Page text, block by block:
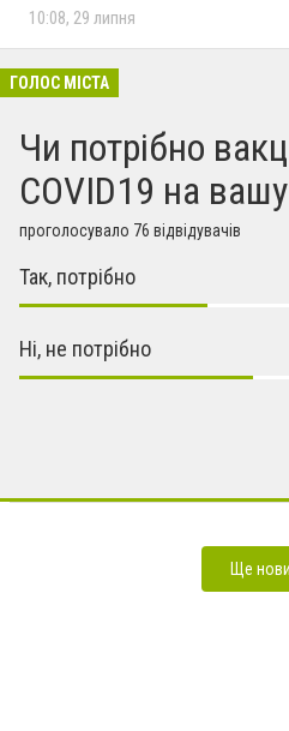
10:08, 29 липня
ГОЛОС МІСТА
Чи потрібно
COVID19 на
проголосувало 76 відвідувачів
Так, потрібно
Ні, не потрібно
Як упаковка для доставки суші впливає на
Ще